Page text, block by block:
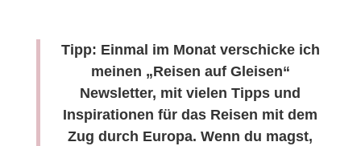
Tipp: Einmal im Monat verschicke ich
meinen „Reisen auf Gleisen“
Newsletter, mit vielen Tipps und
Inspirationen für das Reisen mit dem
Zug durch Europa. Wenn du magst,